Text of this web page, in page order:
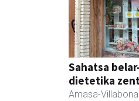
Sahatsa
dietetika
Amasa-Villabona